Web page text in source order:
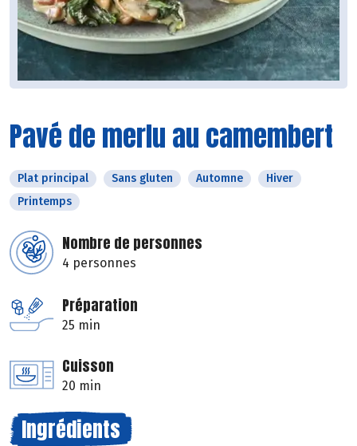
Pavé de merlu au camembert
Plat principal Sans gluten Automne
Hiver
Printemps
Nombre de personnes
4 personnes
Préparation
25 min
Cuisson
20 min
Ingrédients